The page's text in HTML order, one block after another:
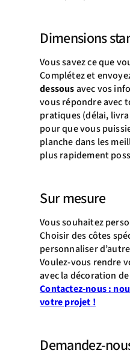
Dimensions
Vous savez ce que
Complétez et
dessousavec vos
vous répondre avec
pratiques (délai,
pour que vous
planche dans les
plus rapidement
Sur mesure
Vous souhaitez
Choisir des côtes
personnaliser
Voulez-vous rendre
avec la décoration
Contactez-nous :
votre projet !
Demandez-